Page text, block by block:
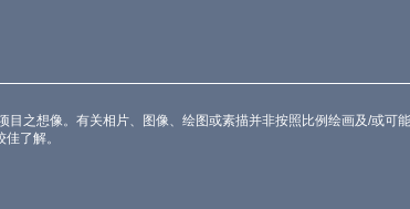
之想像。有关相片、图像、绘图或素描并非按照比例绘画及/或
了解。